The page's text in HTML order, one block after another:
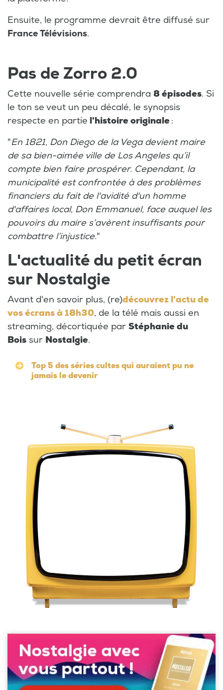
Ensuite, le programme devrait être diffusé sur
France Télévisions.
Pas de Zorro 2.0
Cette nouvelle série comprendra 8 épisodes. Si
le ton se veut un peu décalé, le synopsis
respecte en partie l'histoire originale:
"En 1821, Don Diego de la Vega devient maire
de sa bien-aimée ville de Los Angeles qu’il
compte bien faire prospérer. Cependant, la
municipalité est confrontée à des problèmes
financiers du fait de l'avidité d'un homme
d'affaires local, Don Emmanuel, face auquel les
pouvoirs du maire s’avèrent insuffisants pour
combattre l’injustice."
L'actualité du petit écran
sur Nostalgie
Avant d'en savoir plus, (re)découvrez l'actu de
vos écrans à 18h30, de la télé mais aussi en
streaming, décortiquée par Stéphanie du
Bois sur Nostalgie.
Top 5 des séries cultes qui auraient pu ne
jamais le devenir